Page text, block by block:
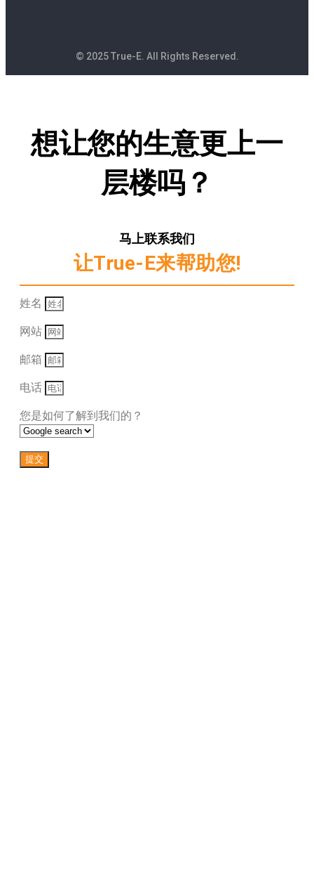
© 2025 True-E. All Rights Reserved.
想让您的生意更上一
层楼吗？
马上联系我们
让True-E来帮助您!
姓名
网站
邮箱
电话
您是如何了解到我们的？
提交